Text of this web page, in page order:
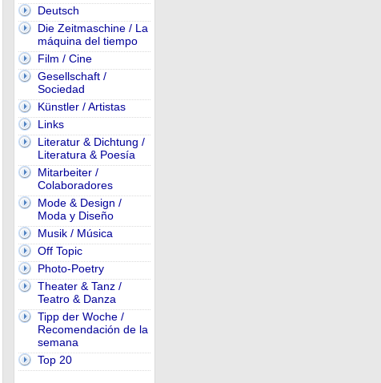
Deutsch
Die Zeitmaschine / La
máquina del tiempo
Film / Cine
Gesellschaft /
Sociedad
Künstler / Artistas
Links
Literatur & Dichtung /
Literatura & Poesía
Mitarbeiter /
Colaboradores
Mode & Design /
Moda y Diseño
Musik / Música
Off Topic
Photo-Poetry
Theater & Tanz /
Teatro & Danza
Tipp der Woche /
Recomendación de la
semana
Top 20